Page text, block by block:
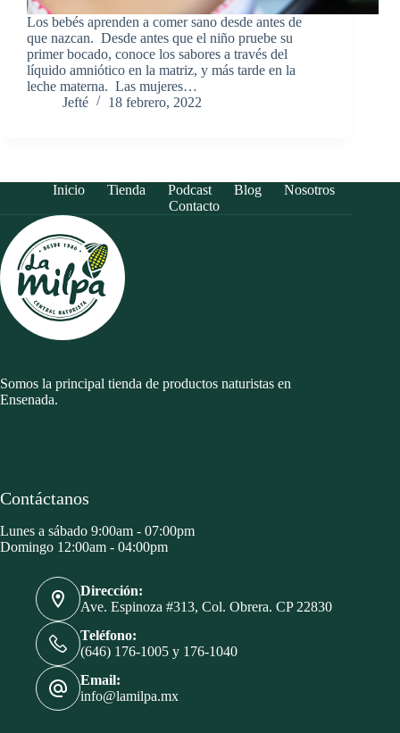
Los bebés aprenden a comer sano desde antes de
que nazcan. Desde antes que el niño pruebe su
primer bocado, conoce los sabores a través del
líquido amniótico en la matriz, y más tarde en la
leche materna. Las mujeres…
Jefté
18 febrero, 2022
Inicio Tienda Podcast Blog
Nosotros
Contacto
Somos la principal tienda de productos naturistas en
Ensenada.
Contáctanos
Lunes a sábado 9:00am - 07:00pm
Domingo 12:00am - 04:00pm
Dirección:
Ave. Espinoza #313, Col. Obrera. CP 22830
Teléfono:
(646) 176-1005 y 176-1040
Email:
info@lamilpa.mx